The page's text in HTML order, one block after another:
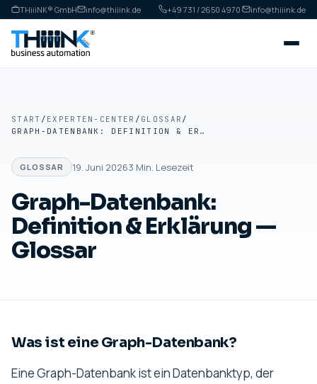
THiiiNK® GmbH info@thiiink.de +49 731 / 2650 4970· info@thiiink.de
START / EXPERTEN-CENTER / GLOSSAR /
GRAPH-DATENBANK: DEFINITION & ERKLÄRUNG — GLOSSAR
GLOSSAR 19. Juni 20263 Min. Lesezeit
Graph-Datenbank:
Definition & Erklärung —
Glossar
Was ist eine Graph-Datenbank?
Eine Graph-Datenbank ist ein Datenbanktyp, der